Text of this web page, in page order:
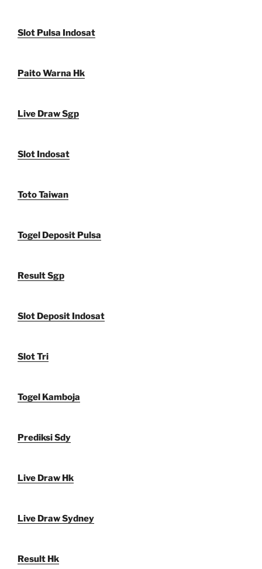
Slot Pulsa Indosat
Paito Warna Hk
Live Draw Sgp
Slot Indosat
Toto Taiwan
Togel Deposit Pulsa
Result Sgp
Slot Deposit Indosat
Slot Tri
Togel Kamboja
Prediksi Sdy
Live Draw Hk
Live Draw Sydney
Result Hk